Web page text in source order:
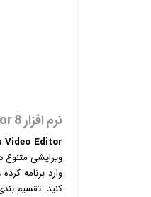
نرم افزار Luxea Video Editor 8
Video Editor
ویرایشی متنوع
وارد برنامه
کنید. تقسیم